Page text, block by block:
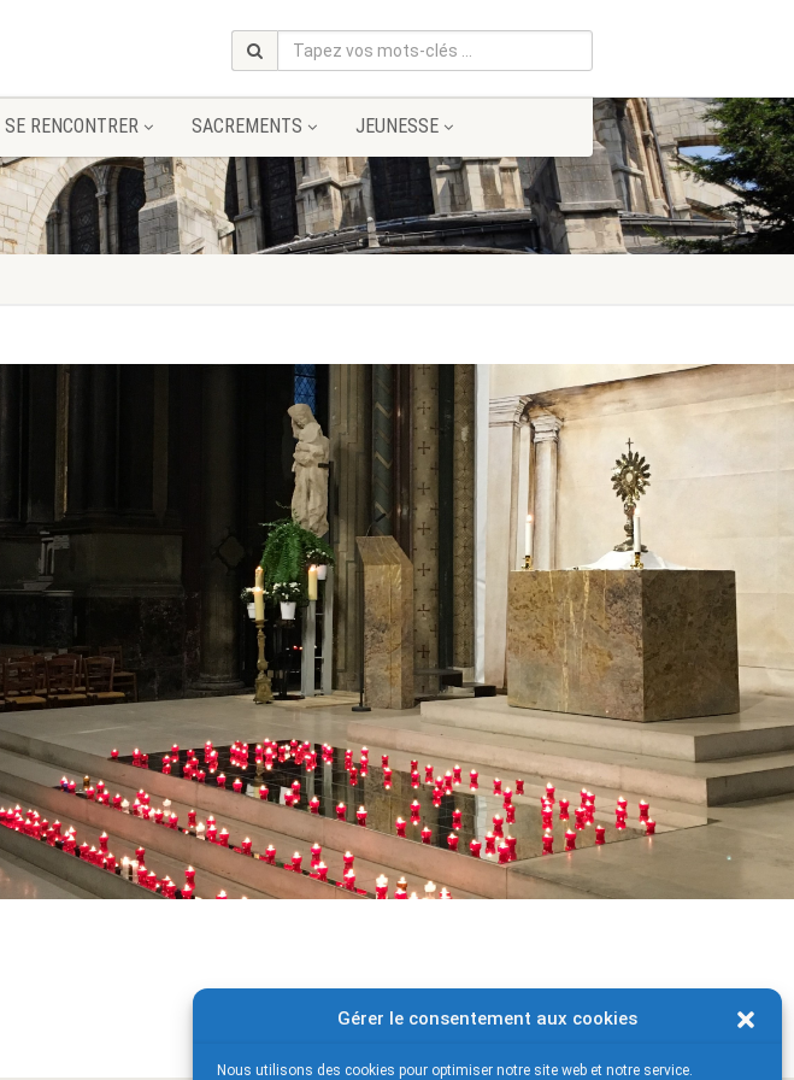
Gérer le consentement aux cookies
Nous utilisons des cookies pour optimiser notre site web et notre service.
SE RENCONTRER SACREMENTS JEUNESSE